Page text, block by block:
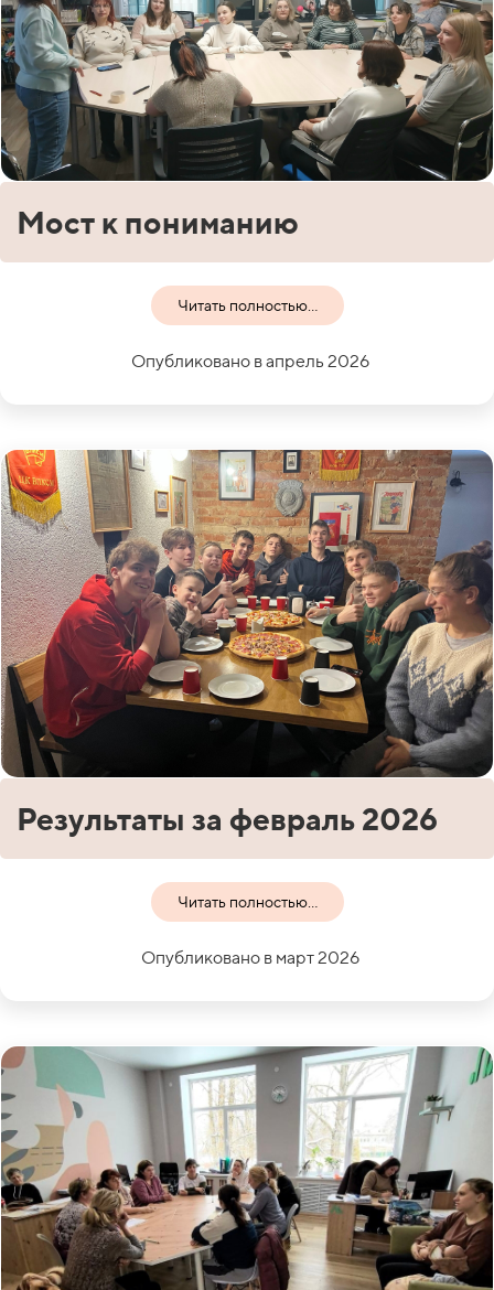
Мост к пониманию
Читать полностью...
Опубликовано в апрель 2026
Результаты за февраль 2026
Читать полностью...
Опубликовано в март 2026